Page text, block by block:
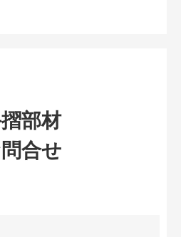
部材
合せ